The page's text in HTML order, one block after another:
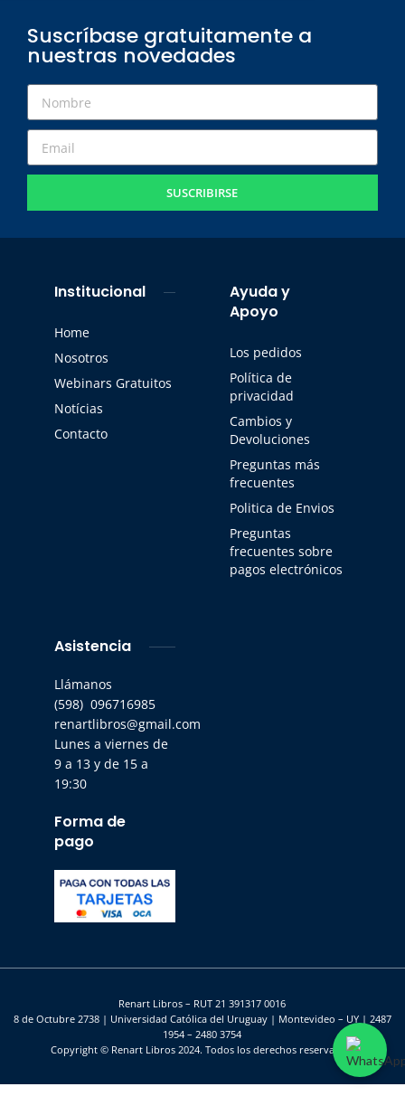
Suscríbase gratuitamente a
nuestras novedades
SUSCRIBIRSE
Institucional
Home
Nosotros
Webinars Gratuitos
Notícias
Contacto
Ayuda y
Apoyo
Los pedidos
Política de
privacidad
Cambios y
Devoluciones
Preguntas más
frecuentes
Politica de Envios
Preguntas
frecuentes sobre
pagos electrónicos
Asistencia
Llámanos
(598) 096716985
renartlibros@gmail.com
Lunes a viernes de
9 a 13 y de 15 a
19:30
Forma de
pago
Renart Libros – RUT 21 391317 0016
8 de Octubre 2738 | Universidad Católica del Uruguay | Montevideo – UY | 2487
1954 – 2480 3754
Copyright © Renart Libros 2024. Todos los derechos reservados.